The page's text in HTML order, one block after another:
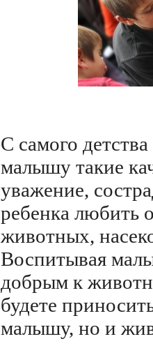
С самого
малышу такие
уважение,
ребенка любить
животных,
Воспитывая
добрым к
будете
малышу, но и